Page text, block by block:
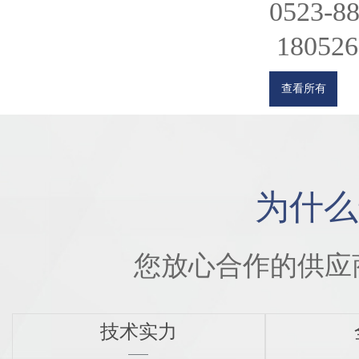
0523-
查看所有
为什
您放心合作的供
技术实力